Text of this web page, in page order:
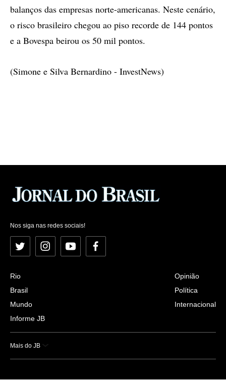
balanços das empresas norte-americanas. Neste cenário,
o risco brasileiro chegou ao piso recorde de 144 pontos
e a Bovespa beirou os 50 mil pontos.
(Simone e Silva Bernardino - InvestNews)
Nos siga nas redes sociais!
Twitter InstagramYouTubeFacebook
Rio
Brasil
Mundo
Informe JB
Opinião
Política
Internacional
Mais do JB
Esportes